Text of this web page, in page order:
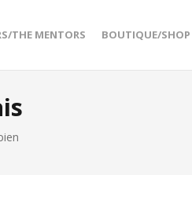
THE MENTORS BOUTIQUE/SHOP